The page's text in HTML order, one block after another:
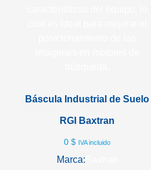
Báscula Industrial de Suelo
RGI Baxtran
0 $ IVA incluido
Marca: